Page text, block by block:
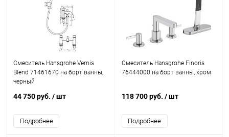
Смеситель Hansgrohe Vernis
Blend 71461670 на борт ванны,
черный
44 750 руб. / шт
Подробнее
Смеситель Hansgrohe Finoris
76444000 на борт ванны, хром
118 700 руб. / шт
Подробнее